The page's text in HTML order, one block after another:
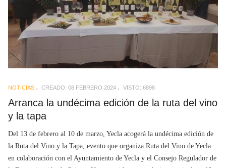
NOTICIAS CREADO: 08 FEBRERO 2024 VISTO: 6898
Arranca la undécima edición de la ruta del vino
y la tapa
Del 13 de febrero al 10 de marzo, Yecla acogerá la undécima edición de
la Ruta del Vino y la Tapa, evento que organiza Ruta del Vino de Yecla
en colaboración con el Ayuntamiento de Yecla y el Consejo Regulador de